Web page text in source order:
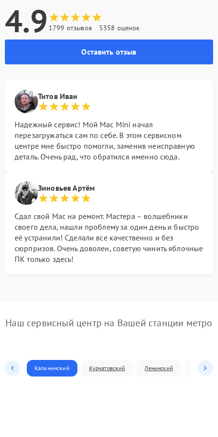
4.9 1799 отзывов 5358 оценок
Оставить отзыв
Титов Иван
Надежный сервис! Мой Mac Mini начал
перезагружаться сам по себе. В этом сервисном
центре мне быстро помогли, заменив неисправную
деталь. Очень рад, что обратился именно сюда.
Зиновьев Артём
Сдал свой Mac на ремонт. Мастера – волшебники
своего дела, нашли проблему за один день и быстро
её устранили! Сделали все качественно и без
сюрпризов. Очень доволен, советую чинить яблочные
ПК только здесь!
Наш сервисный центр на Вашей станции метро
Калининский Курчатовский Ленинский